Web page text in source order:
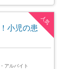
人気
小児の患
アルバイト